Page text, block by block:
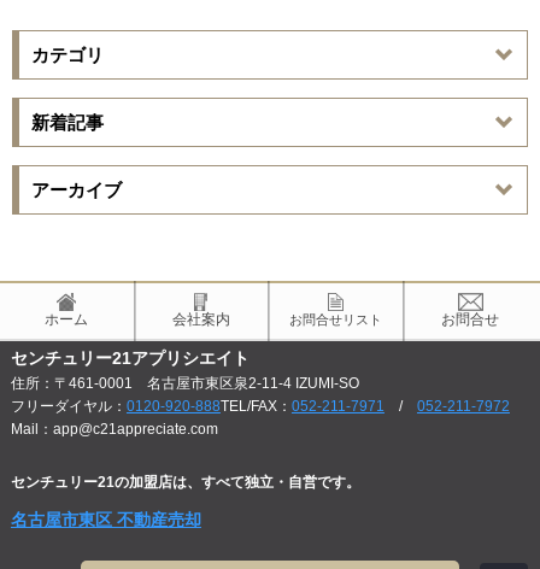
カテゴリ
新着記事
アーカイブ
ホーム 会社案内 お問合せリスト お問合せ
センチュリー21アプリシエイト
住所：〒461-0001 名古屋市東区泉2-11-4 IZUMI-SO
フリーダイヤル： 0120-920-888TEL/FAX： 052-211-7971 / 052-211-7972
Mail：app@c21appreciate.com
センチュリー21の加盟店は、すべて独立・自営です。
名古屋市東区 不動産売却